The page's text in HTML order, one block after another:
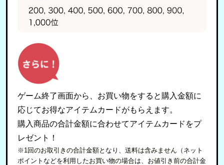
ゲーム終了画面から、お買い物をすると購入金額に
応じてお得なアイテムカードがもらえます。
購入商品の合計金額に合わせてアイテムカードをプ
レゼント！
※1回のお取引きの合計金額となり、送料は含みません（ネット
ポイントなどを利用したお買い物の場合は、お値引き前の合計金